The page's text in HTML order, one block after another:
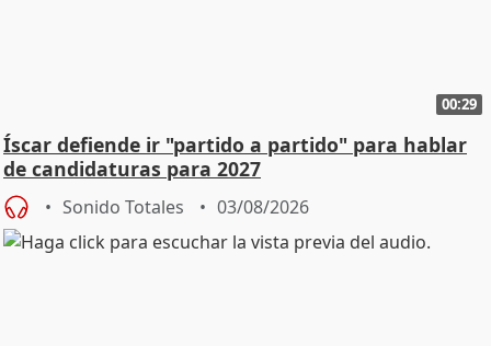
00:29
Íscar defiende ir "partido a partido" para hablar
de candidaturas para 2027
Sonido Totales 03/08/2026